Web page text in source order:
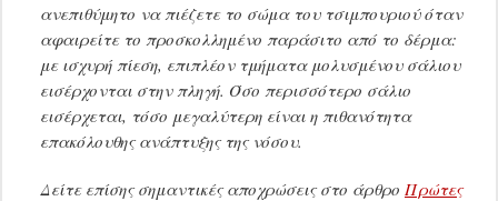
ανεπιθύμητο να πιέζετε το σώμα του τσιμπουριού όταν
αφαιρείτε το προσκολλημένο παράσιτο από το δέρμα:
με ισχυρή πίεση, επιπλέον τμήματα μολυσμένου σάλιου
εισέρχονται στην πληγή. Όσο περισσότερο σάλιο
εισέρχεται, τόσο μεγαλύτερη είναι η πιθανότητα
επακόλουθης ανάπτυξης της νόσου.
Δείτε επίσης σημαντικές αποχρώσεις στο άρθρο Πρώτες